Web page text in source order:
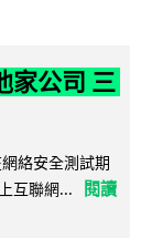
家公司 三
絡安全測試期
互聯網...
閱讀